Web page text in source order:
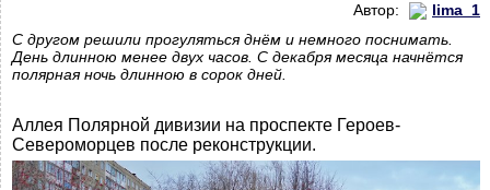
Автор:
lima_1
С другом решили прогуляться днём и немного поснимать.
День длинною менее двух часов. С декабря месяца начнётся
полярная ночь длинною в сорок дней.
Аллея Полярной дивизии на проспекте Героев-
Североморцев после реконструкции.